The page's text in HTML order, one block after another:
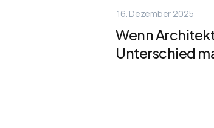
16. Dezember 2025
Wenn
Unterschied